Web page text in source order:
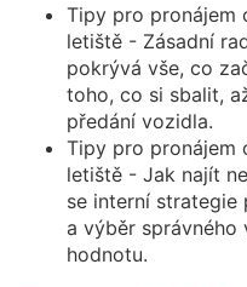
Tipy pro pronájem
letiště - Zásadní
pokrývá vše, co
toho, co si sbalit,
předání vozidla.
Tipy pro pronájem
letiště - Jak najít
se interní
a výběr správného
hodnotu.